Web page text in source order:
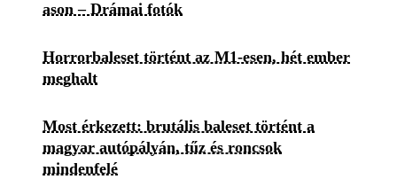
ason – Drámai fotók
Horrorbaleset történt az M1-esen, hét ember
meghalt
Most érkezett: brutális baleset történt a
magyar autópályán, tűz és roncsok
mindenfelé